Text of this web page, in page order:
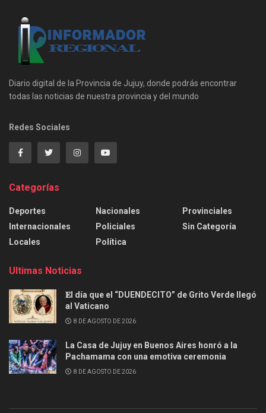
Diario digital de la Provincia de Jujuy, donde podrás encontrar
todas las noticias de nuestra provincia y del mundo
Redes Sociales
Categorías
Deportes
Internacionales
Locales
Nacionales
Policiales
Política
Provinciales
Sin Categoría
Ultimas Noticias
𝐄l día que el “DUENDECITO” de Grito Verde llegó
al Vaticano
8 DE AGOSTO DE 2026
La Casa de Jujuy en Buenos Aires honró a la
Pachamama con una emotiva ceremonia
8 DE AGOSTO DE 2026